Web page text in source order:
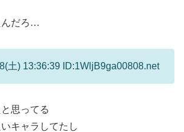
んだろ…
土) 13:36:39 ID:1WljB9ga00808.net
思ってる
キャラしてたし